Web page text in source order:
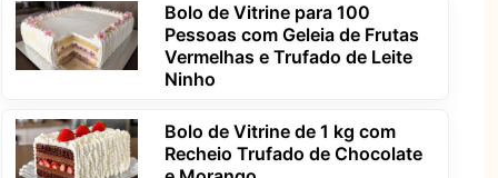
Bolo de Vitrine para 100
Pessoas com Geleia de Frutas
Vermelhas e Trufado de Leite
Ninho
Bolo de Vitrine de 1 kg com
Recheio Trufado de Chocolate